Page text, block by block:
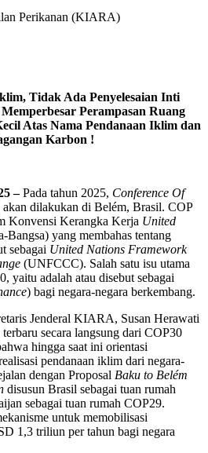
Perikanan (KIARA)
Tidak Ada Penyelesaian Inti
Perampasan Ruang
Atas Nama Pendanaan Iklim dan
Karbon !
–Pada tahun 2025, Conference Of
dilakukan di Belém, Brasil. COP
Konvensi Kerangka Kerja United
Bangsa) yang membahas tentang
sebagai United Nations Framework
(UNFCCC). Salah satu isu utama
yaitu adalah atau disebut sebagai
) bagi negara-negara berkembang.
Jenderal KIARA, Susan Herawati
secara langsung dari COP30
hingga saat ini orientasi
pendanaan iklim dari negara-
dengan Proposal Baku to Belém
disusun Brasil sebagai tuan rumah
sebagai tuan rumah COP29.
untuk memobilisasi
1,3 triliun per tahun bagi negara